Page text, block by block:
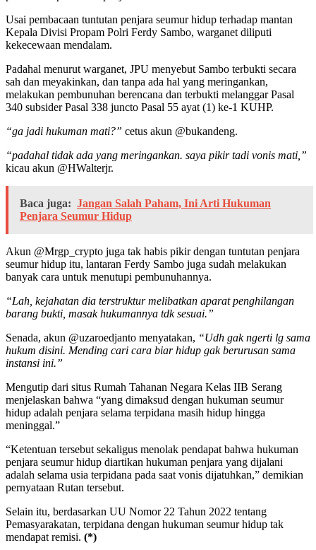
Usai pembacaan tuntutan penjara seumur hidup terhadap mantan
Kepala Divisi Propam Polri Ferdy Sambo, warganet diliputi
kekecewaan mendalam.
Padahal menurut warganet, JPU menyebut Sambo terbukti secara
sah dan meyakinkan, dan tanpa ada hal yang meringankan,
melakukan pembunuhan berencana dan terbukti melanggar Pasal
340 subsider Pasal 338 juncto Pasal 55 ayat (1) ke-1 KUHP.
“ga jadi hukuman mati?” cetus akun @bukandeng.
“padahal tidak ada yang meringankan. saya pikir tadi vonis mati,”
kicau akun @HWalterjr.
Baca juga: Jangan Salah Paham, Ini Arti Hukuman
Penjara Seumur Hidup
Akun @Mrgp_crypto juga tak habis pikir dengan tuntutan penjara
seumur hidup itu, lantaran Ferdy Sambo juga sudah melakukan
banyak cara untuk menutupi pembunuhannya.
“Lah, kejahatan dia terstruktur melibatkan aparat penghilangan
barang bukti, masak hukumannya tdk sesuai.”
Senada, akun @uzaroedjanto menyatakan, “Udh gak ngerti lg sama
hukum disini. Mending cari cara biar hidup gak berurusan sama
instansi ini.”
Mengutip dari situs Rumah Tahanan Negara Kelas IIB Serang
menjelaskan bahwa “yang dimaksud dengan hukuman seumur
hidup adalah penjara selama terpidana masih hidup hingga
meninggal.”
“Ketentuan tersebut sekaligus menolak pendapat bahwa hukuman
penjara seumur hidup diartikan hukuman penjara yang dijalani
adalah selama usia terpidana pada saat vonis dijatuhkan,” demikian
pernyataan Rutan tersebut.
Selain itu, berdasarkan UU Nomor 22 Tahun 2022 tentang
Pemasyarakatan, terpidana dengan hukuman seumur hidup tak
mendapat remisi. (*)